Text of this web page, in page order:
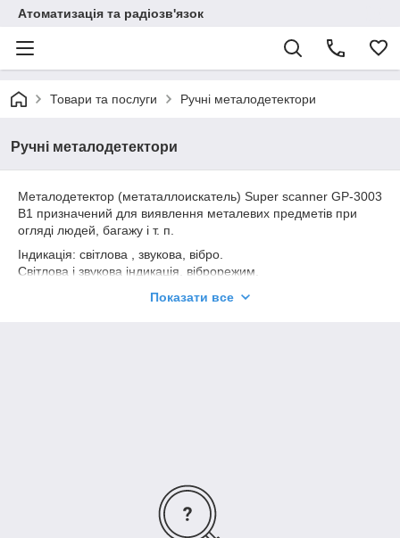
Атоматизація та радіозв'язок
Товари та послуги Ручні металодетектори
Ручні металодетектори
Металодетектор (метаталлоискатель) Super scanner GP-3003
B1 призначений для виявлення металевих предметів при
огляді людей, багажу і т. п.
Індикація: світлова , звукова, вібро.
Світлова і звукова індикація, віброрежим.
Показати все